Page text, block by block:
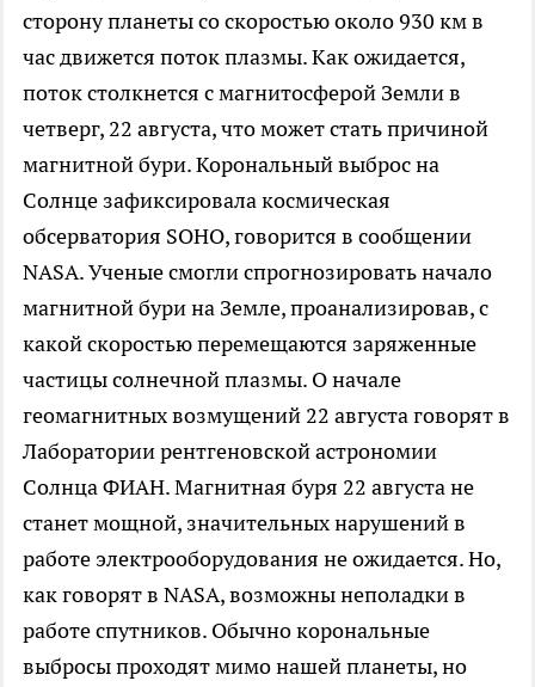
сторону планеты со скоростью около 930 км в
час движется поток плазмы. Как ожидается,
поток столкнется с магнитосферой Земли в
четверг, 22 августа, что может стать причиной
магнитной бури. Корональный выброс на
Солнце зафиксировала космическая
обсерватория SOHO, говорится в сообщении
NASA. Ученые смогли спрогнозировать начало
магнитной бури на Земле, проанализировав, с
какой скоростью перемещаются заряженные
частицы солнечной плазмы. О начале
геомагнитных возмущений 22 августа говорят в
Лаборатории рентгеновской астрономии
Солнца ФИАН. Магнитная буря 22 августа не
станет мощной, значительных нарушений в
работе электрооборудования не ожидается. Но,
как говорят в NASA, возможны неполадки в
работе спутников. Обычно корональные
выбросы проходят мимо нашей планеты, но